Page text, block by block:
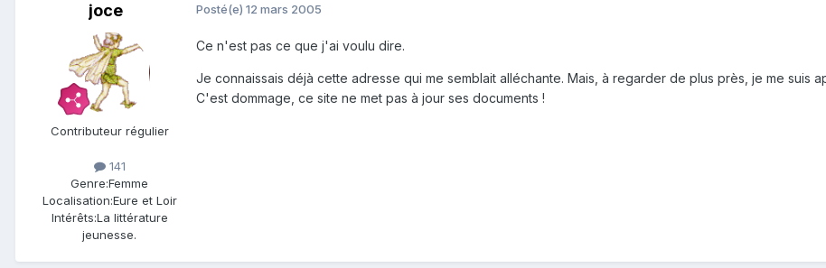
joce
Contributeur régulier
141
Genre:Femme
Localisation:Eure et Loir
Intérêts:La littérature
jeunesse.
Posté(e) 12 mars 2005
Ce n'est pas ce que j'ai voulu dire.
Je connaissais déjà cette adresse qui me semblait alléchante. Mais, à regarder de plus près, je me suis
C'est dommage, ce site ne met pas à jour ses documents !